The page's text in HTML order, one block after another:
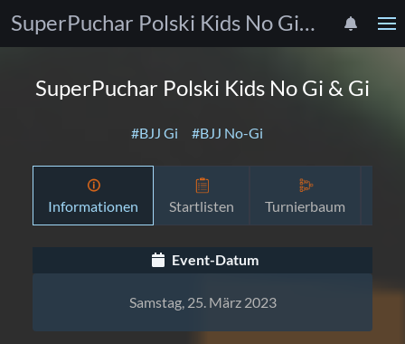
SuperPuchar Polski Kids No Gi & Gi
SuperPuchar Polski Kids No Gi & Gi
#BJJ Gi #BJJ No-Gi
Informationen Startlisten Turnierbaum
Event-Datum
Samstag, 25. März 2023